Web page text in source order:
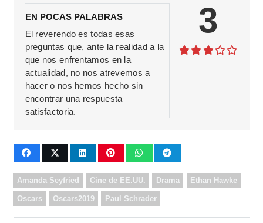
EN POCAS PALABRAS
El reverendo es todas esas
preguntas que, ante la realidad a la
que nos enfrentamos en la
actualidad, no nos atrevemos a
hacer o nos hemos hecho sin
encontrar una respuesta
satisfactoria.
3
Amanda Seyfried Cine de EE.UU. Drama Ethan Hawke
Oscars Oscars2019 Paul Schrader